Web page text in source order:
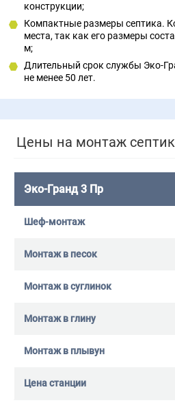
конструкции;
Компактные размеры септика.
места, так как его размеры
м;
Длительный срок службы Эко-
не менее 50 лет.
Цены на монтаж
Эко-Гранд 3 Пр